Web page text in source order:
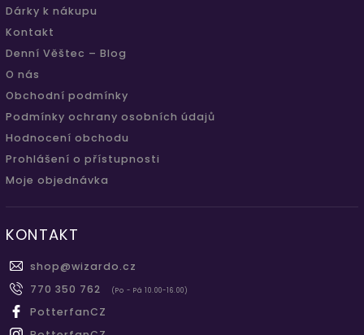
Dárky k nákupu
Kontakt
Denní Věštec – Blog
O nás
Obchodní podmínky
Podmínky ochrany osobních údajů
Hodnocení obchodu
Prohlášení o přístupnosti
Moje objednávka
KONTAKT
shop@wizardo.cz
770 350 762
(Po - Pá 10.00-16.00)
PotterfanCZ